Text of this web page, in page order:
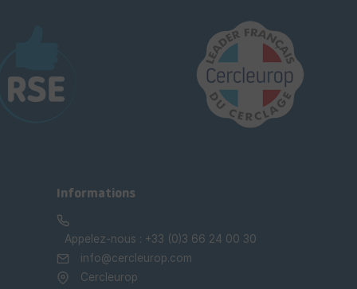
Informations
Appelez-nous : +33 (0)3 66 24 00 30
info@cercleurop.com
Cercleurop